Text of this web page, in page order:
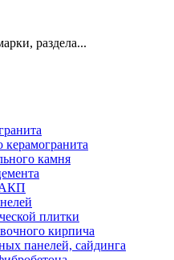
раздела...
керамогранита
камня
АКП
плитки
кирпича
панелей, сайдинга